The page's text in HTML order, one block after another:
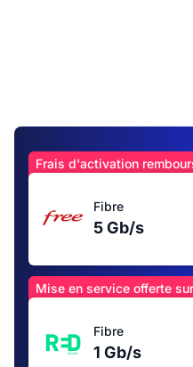
Frais d'activation
Fibre
5 Gb/s
Mise en service offerte
Fibre
1 Gb/s